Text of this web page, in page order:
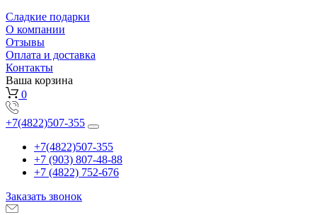
Сладкие подарки
О компании
Отзывы
Оплата и доставка
Контакты
Ваша корзина
0
+7(4822)507-355
+7(4822)507-355
+7 (903) 807-48-88
+7 (4822) 752-676
Заказать звонок